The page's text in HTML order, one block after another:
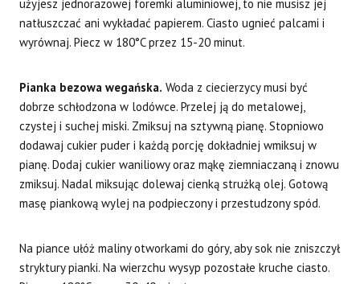
użyjesz jednorazowej foremki aluminiowej, to nie musisz jej
natłuszczać ani wykładać papierem. Ciasto ugnieć palcami i
wyrównaj. Piecz w 180°C przez 15-20 minut.
Pianka bezowa wegańska. Woda z ciecierzycy musi być
dobrze schłodzona w lodówce. Przelej ją do metalowej,
czystej i suchej miski. Zmiksuj na sztywną pianę. Stopniowo
dodawaj cukier puder i każdą porcję dokładniej wmiksuj w
pianę. Dodaj cukier waniliowy oraz mąkę ziemniaczaną i znowu
zmiksuj. Nadal miksując dolewaj cienką strużką olej. Gotową
masę piankową wylej na podpieczony i przestudzony spód.
Na piance ułóż maliny otworkami do góry, aby sok nie zniszczył
stryktury pianki. Na wierzchu wysyp pozostałe kruche ciasto.